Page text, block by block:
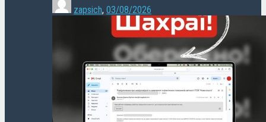
zapsich, 03/08/2026